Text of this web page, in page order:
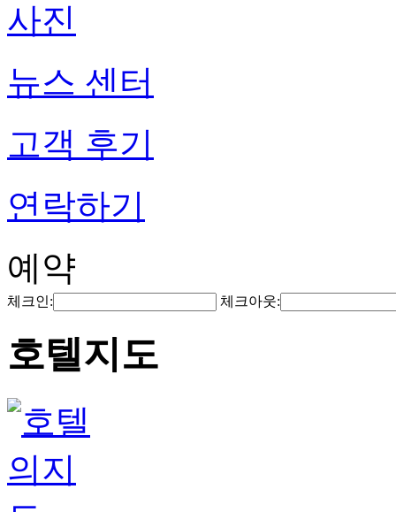
사진
뉴스 센터
고객 후기
연락하기
예약
체크인: 체크아웃:
호텔지도